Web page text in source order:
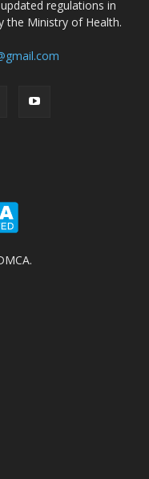
regulations in
the Ministry of Health.